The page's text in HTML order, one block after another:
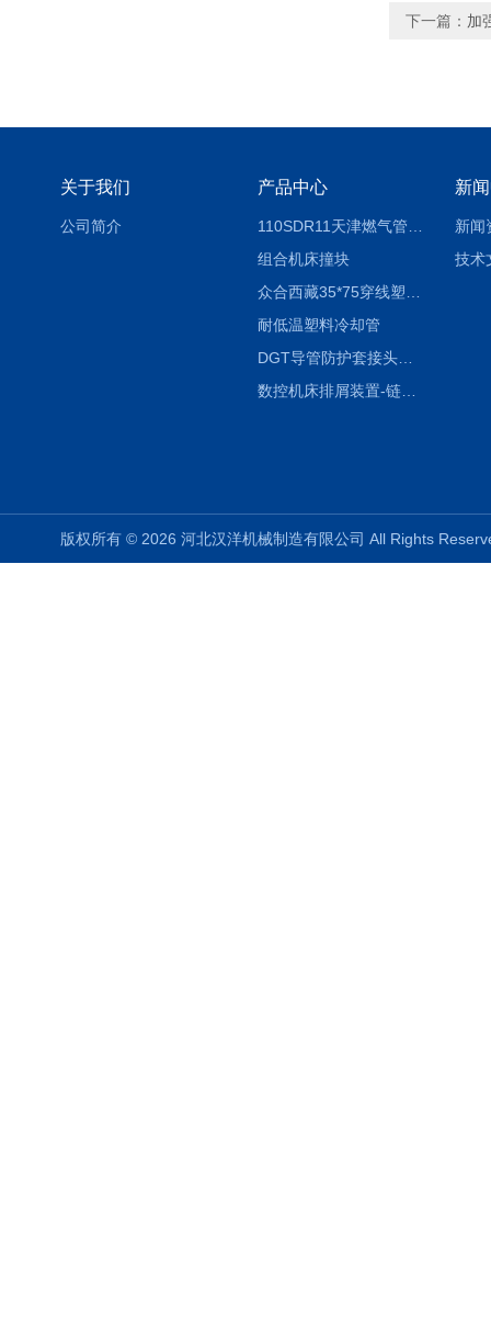
下一篇： 加
关于我们
公司简介
产品中心
组合机床撞块
耐低温塑料冷却管
DGT导管防护套接头形式与参数
数控机床排屑装置-链板式排屑机
新
新闻
技术
版权所有 © 2026 河北汉洋机械制造有限公司 All Rights